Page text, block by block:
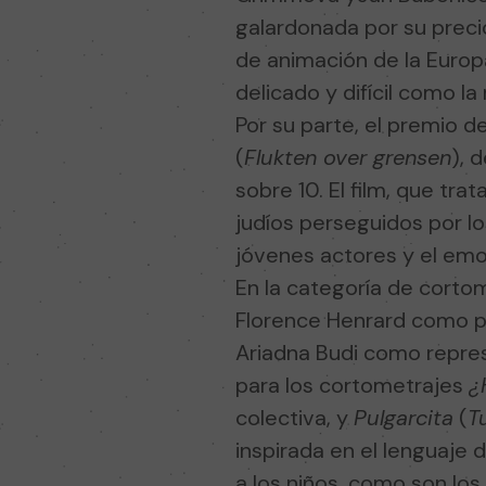
galardonada por su
de animación de la
delicado y difícil como la
Por su parte, el premio
(Flukten over grensen),
sobre 10. El film, que
judíos perseguidos por
jóvenes actores y el
En la categoría de
Florence Henrard como
Ariadna Budi como
para los cortometrajes
colectiva, y Pulgarcita (
inspirada en el lenguaje